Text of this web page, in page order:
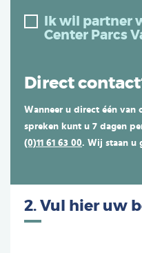
Ik wil partner
Center Parcs
Direct
Wanneer u direct één van
spreken kunt u 7 dagen
(0)11 61 63 00. Wij staan u
2. Vul hier uw